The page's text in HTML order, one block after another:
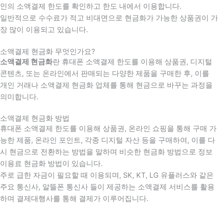
인의 소액결제 한도를 확인하고 한도 내에서 이용합니다.
일반적으로 수수료가 적고 비대면으로 현금화가 가능한 상품권이 가
장 많이 이용되고 있습니다.
소액결제 현금화 무엇인가요?
소액결제 현금화란 휴대폰 소액결제 한도를 이용해 상품권, 디지털
콘텐츠, 또는 온라인에서 판매되는 다양한 제품을 구매한 후, 이를
개인 거래나 소액결제 현금화 업체를 통해 현금으로 바꾸는 과정을
의미합니다.
소액결제 현금화 방법
휴대폰 소액결제 한도를 이용해 상품권, 온라인 쇼핑을 통해 구매 가
능한 제품, 온라인 포인트, 각종 디지털 자산 등을 구매하여, 이를 다
시 현금으로 전환하는 방법을 말하며 비슷한 현금화 방법으로 정보
이용료 현금화 방법이 있습니다.
주로 급한 자금이 필요할 때 이용되며, SK, KT, LG 유플러스와 같은
주요 통신사, 알뜰폰 통신사 들이 제공하는 소액결제 서비스를 활용
하며 결제대행사를 통해 결제가 이루어집니다.